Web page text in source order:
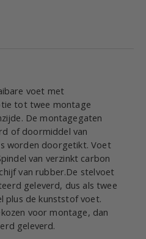
voet met
tot twee montage
De montagegaten
of doormiddel van
worden doorgetikt. Voet
van verzinkt carbon
van rubber.De stelvoet
geleverd, dus als twee
plus de kunststof voet.
voor montage, dan
geleverd.